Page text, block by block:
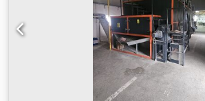
gekauft, leider nicht einsetzbar weil
nicht ausreicht. Vorhanden; Expander
Getriebe und Antrieb, Hydraulikschieber
Platte ), Rotationsmesser und diverse
Hydraulikaggregat mit Öl-Kühler. Bei
dauzugehörige Bandtrockner auch
bitte per Mail, vielen Dank.